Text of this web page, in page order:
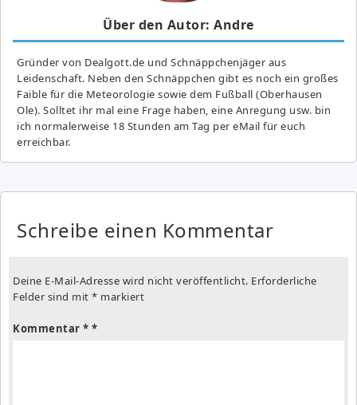
Über den Autor: Andre
Gründer von Dealgott.de und Schnäppchenjäger aus
Leidenschaft. Neben den Schnäppchen gibt es noch ein großes
Fai­ble für die Meteorologie sowie dem Fußball (Oberhausen
Ole). Solltet ihr mal eine Frage haben, eine Anregung usw. bin
ich normalerweise 18 Stunden am Tag per eMail für euch
erreichbar.
Schreibe einen Kommentar
Deine E-Mail-Adresse wird nicht veröffentlicht. Erforderliche
Felder sind mit * markiert
Kommentar *